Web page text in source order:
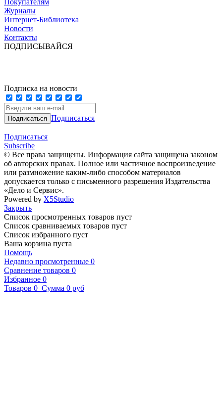
Журналы
Интернет-Библиотека
Новости
Контакты
ПОДПИСЫВАЙСЯ
Подписка на новости
Подписаться
Подписаться
Subscribe
© Все права защищены. Информация сайта защищена законом
об авторских правах. Полное или частичное воспроизведение
или размножение каким-либо способом материалов
допускается только с письменного разрешения Издательства
«Дело и Сервис».
Powered by X5Studio
Закрыть
Список просмотренных товаров пуст
Список сравниваемых товаров пуст
Список избранного пуст
Ваша корзина пуста
Помощь
Недавно просмотренные 0
Сравнение товаров 0
Избранное 0
Товаров 0 Сумма 0 руб